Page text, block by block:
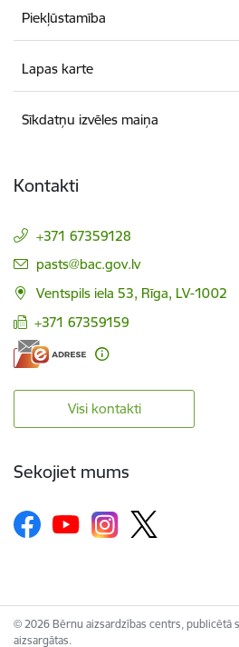
Piekļūstamība
Lapas karte
Sīkdatņu izvēles maiņa
Kontakti
+371 67359128
E-pasts:
pasts@bac.gov.lv
Ventspils iela 53, Rīga, LV-1002
+371 67359159
Visi kontakti
Sekojiet mums
© 2026 Bērnu aizsardzības centrs, publicētā
aizsargātas.